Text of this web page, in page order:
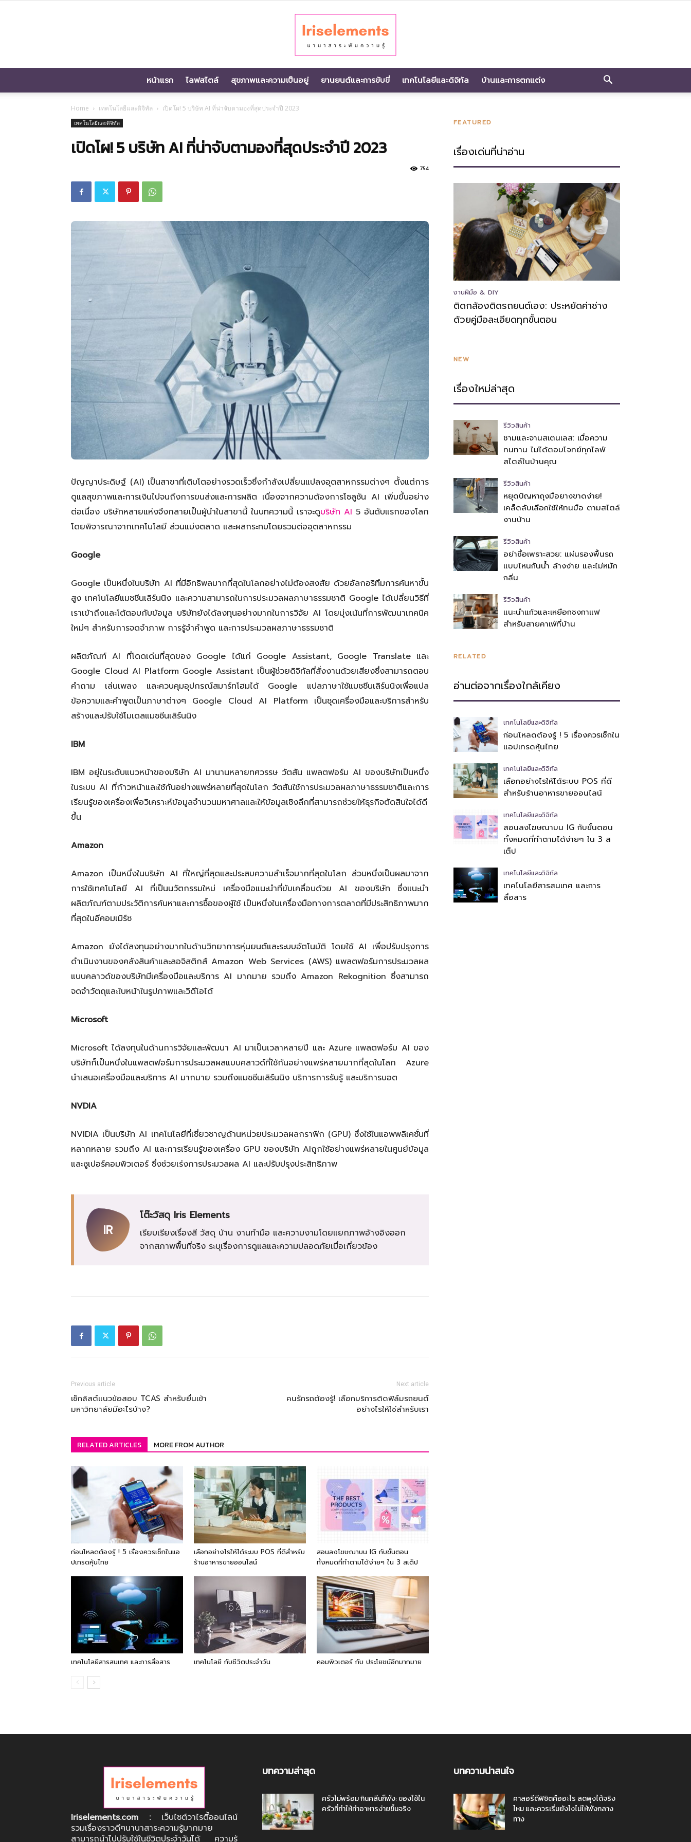
นานา
สาระ
พัน
ความ
รู้
แหล่ง
รวม
ที่
[iRiselements.com]
หน้าแรก ไลฟสไตล์ สุขภาพและความเป็นอยู่ ยานยนต์และการขับขี่ เทคโนโลยีและดิจิทัล บ้านและการตกแต่ง
Home เทคโนโลยีและดิจิทัล เปิดโผ! 5 บริษัท AI ที่น่าจับตามองที่สุดประจำปี 2023
เทคโนโลยีและดิจิทัล
เปิดโผ! 5 บริษัท AI ที่น่าจับตามองที่สุดประจำปี 2023
754
ปัญญาประดิษฐ์ (AI) เป็นสาขาที่เติบโตอย่างรวดเร็วซึ่งกำลังเปลี่ยนแปลงอุตสาหกรรมต่างๆ ตั้งแต่การ
ดูแลสุขภาพและการเงินไปจนถึงการขนส่งและการผลิต เนื่องจากความต้องการโซลูชัน AI เพิ่มขึ้นอย่าง
ต่อเนื่อง บริษัทหลายแห่งจึงกลายเป็นผู้นำในสาขานี้ ในบทความนี้ เราจะดูบริษัท AI 5 อันดับแรกของโลก
โดยพิจารณาจากเทคโนโลยี ส่วนแบ่งตลาด และผลกระทบโดยรวมต่ออุตสาหกรรม
Google
Google เป็นหนึ่งในบริษัท AI ที่มีอิทธิพลมากที่สุดในโลกอย่างไม่ต้องสงสัย ด้วยอัลกอริทึมการค้นหาขั้น
สูง เทคโนโลยีแมชชีนเลิร์นนิง และความสามารถในการประมวลผลภาษาธรรมชาติ Google ได้เปลี่ยนวิธีที่
เราเข้าถึงและโต้ตอบกับข้อมูล บริษัทยังได้ลงทุนอย่างมากในการวิจัย AI โดยมุ่งเน้นที่การพัฒนาเทคนิค
ใหม่ๆ สำหรับการจดจำภาพ การรู้จำคำพูด และการประมวลผลภาษาธรรมชาติ
ผลิตภัณฑ์ AI ที่โดดเด่นที่สุดของ Google ได้แก่ Google Assistant, Google Translate และ
Google Cloud AI Platform Google Assistant เป็นผู้ช่วยดิจิทัลที่สั่งงานด้วยเสียงซึ่งสามารถตอบ
คำถาม เล่นเพลง และควบคุมอุปกรณ์สมาร์ทโฮมได้ Google แปลภาษาใช้แมชชีนเลิร์นนิงเพื่อแปล
ข้อความและคำพูดเป็นภาษาต่างๆ Google Cloud AI Platform เป็นชุดเครื่องมือและบริการสำหรับ
สร้างและปรับใช้โมเดลแมชชีนเลิร์นนิง
IBM
IBM อยู่ในระดับแนวหน้าของบริษัท AI มานานหลายทศวรรษ วัตสัน แพลตฟอร์ม AI ของบริษัทเป็นหนึ่ง
ในระบบ AI ที่ก้าวหน้าและใช้กันอย่างแพร่หลายที่สุดในโลก วัตสันใช้การประมวลผลภาษาธรรมชาติและการ
เรียนรู้ของเครื่องเพื่อวิเคราะห์ข้อมูลจำนวนมหาศาลและให้ข้อมูลเชิงลึกที่สามารถช่วยให้ธุรกิจตัดสินใจได้ดี
ขึ้น
Amazon
Amazon เป็นหนึ่งในบริษัท AI ที่ใหญ่ที่สุดและประสบความสำเร็จมากที่สุดในโลก ส่วนหนึ่งเป็นผลมาจาก
การใช้เทคโนโลยี AI ที่เป็นนวัตกรรมใหม่ เครื่องมือแนะนำที่ขับเคลื่อนด้วย AI ของบริษัท ซึ่งแนะนำ
ผลิตภัณฑ์ตามประวัติการค้นหาและการซื้อของผู้ใช้ เป็นหนึ่งในเครื่องมือทางการตลาดที่มีประสิทธิภาพมาก
ที่สุดในอีคอมเมิร์ซ
Amazon ยังได้ลงทุนอย่างมากในด้านวิทยาการหุ่นยนต์และระบบอัตโนมัติ โดยใช้ AI เพื่อปรับปรุงการ
ดำเนินงานของคลังสินค้าและลอจิสติกส์ Amazon Web Services (AWS) แพลตฟอร์มการประมวลผล
แบบคลาวด์ของบริษัทมีเครื่องมือและบริการ AI มากมาย รวมถึง Amazon Rekognition ซึ่งสามารถ
จดจำวัตถุและใบหน้าในรูปภาพและวิดีโอได้
Microsoft
Microsoft ได้ลงทุนในด้านการวิจัยและพัฒนา AI มาเป็นเวลาหลายปี และ Azure แพลตฟอร์ม AI ของ
บริษัทก็เป็นหนึ่งในแพลตฟอร์มการประมวลผลแบบคลาวด์ที่ใช้กันอย่างแพร่หลายมากที่สุดในโลก Azure
นำเสนอเครื่องมือและบริการ AI มากมาย รวมถึงแมชชีนเลิร์นนิง บริการการรับรู้ และบริการบอต
NVDIA
NVIDIA เป็นบริษัท AI เทคโนโลยีที่เชี่ยวชาญด้านหน่วยประมวลผลกราฟิก (GPU) ซึ่งใช้ในแอพพลิเคชั่นที่
หลากหลาย รวมถึง AI และการเรียนรู้ของเครื่อง GPU ของบริษัท AIถูกใช้อย่างแพร่หลายในศูนย์ข้อมูล
และซูเปอร์คอมพิวเตอร์ ซึ่งช่วยเร่งการประมวลผล AI และปรับปรุงประสิทธิภาพ
IR
โต๊ะวัสดุ Iris Elements
เรียบเรียงเรื่องสี วัสดุ บ้าน งานทำมือ และความงามโดยแยกภาพอ้างอิงออก
จากสภาพพื้นที่จริง ระบุเรื่องการดูแลและความปลอดภัยเมื่อเกี่ยวข้อง
Previous article
เช็กลิสต์แนวข้อสอบ TCAS สำหรับยื่นเข้า
มหาวิทยาลัยมีอะไรบ้าง?
Next article
คนรักรถต้องรู้! เลือกบริการติดฟิล์มรถยนต์
อย่างไรให้ใช่สำหรับเรา
RELATED ARTICLES MORE FROM AUTHOR
ก่อนโหลดต้องรู้ ! 5 เรื่องควรเช็กในแอ
ปเทรดหุ้นไทย
เลือกอย่างไรให้ได้ระบบ POS ที่ดีสำหรับ
ร้านอาหารขายออนไลน์
สอนลงโฆษณาบน IG กับขั้นตอน
ทั้งหมดที่ทำตามได้ง่ายๆ ใน 3 สเต็ป
เทคโนโลยีสารสนเทศ และการสื่อสาร เทคโนโลยี กับชีวิตประจำวัน คอมพิวเตอร์ กับ ประโยชน์อีกมากมาย
FEATURED
เรื่องเด่นที่น่าอ่าน
งานฝีมือ & DIY
ติดกล้องติดรถยนต์เอง: ประหยัดค่าช่าง
ด้วยคู่มือละเอียดทุกขั้นตอน
NEW
เรื่องใหม่ล่าสุด
รีวิวสินค้า
ชามและจานสเตนเลส: เมื่อความ
ทนทาน ไม่ได้ตอบโจทย์ทุกไลฟ์
สไตล์ในบ้านคุณ
รีวิวสินค้า
หยุดปัญหาถุงมือยางขาดง่าย!
เคล็ดลับเลือกใช้ให้ทนมือ ตามสไตล์
งานบ้าน
รีวิวสินค้า
อย่าซื้อเพราะสวย: แผ่นรองพื้นรถ
แบบไหนกันน้ำ ล้างง่าย และไม่หมัก
กลิ่น
รีวิวสินค้า
แนะนำแก้วและเหยือกชงกาแฟ
สำหรับสายคาเฟ่ที่บ้าน
RELATED
อ่านต่อจากเรื่องใกล้เคียง
เทคโนโลยีและดิจิทัล
ก่อนโหลดต้องรู้ ! 5 เรื่องควรเช็กใน
แอปเทรดหุ้นไทย
เทคโนโลยีและดิจิทัล
เลือกอย่างไรให้ได้ระบบ POS ที่ดี
สำหรับร้านอาหารขายออนไลน์
เทคโนโลยีและดิจิทัล
สอนลงโฆษณาบน IG กับขั้นตอน
ทั้งหมดที่ทำตามได้ง่ายๆ ใน 3 ส
เต็ป
เทคโนโลยีและดิจิทัล
เทคโนโลยีสารสนเทศ และการ
สื่อสาร
Iriselements.com : เว็บไซต์วาไรตี้ออนไลน์
รวมเรื่องราวดีๆนานาสาระความรู้มากมาย
สามารถนำไปปรับใช้ในชีวิตประจำวันได้ ความรู้
บทความล่าสุด
ครัวไม่พร้อม กินคลีนก็พัง: ของใช้ใน
ครัวที่ทำให้ทำอาหารง่ายขึ้นจริง
บทความน่าสนใจ
คาลอรีดีฟิซิตคืออะไร ลดพุงได้จริง
ไหม และควรเริ่มยังไงไม่ให้พังกลาง
ทาง